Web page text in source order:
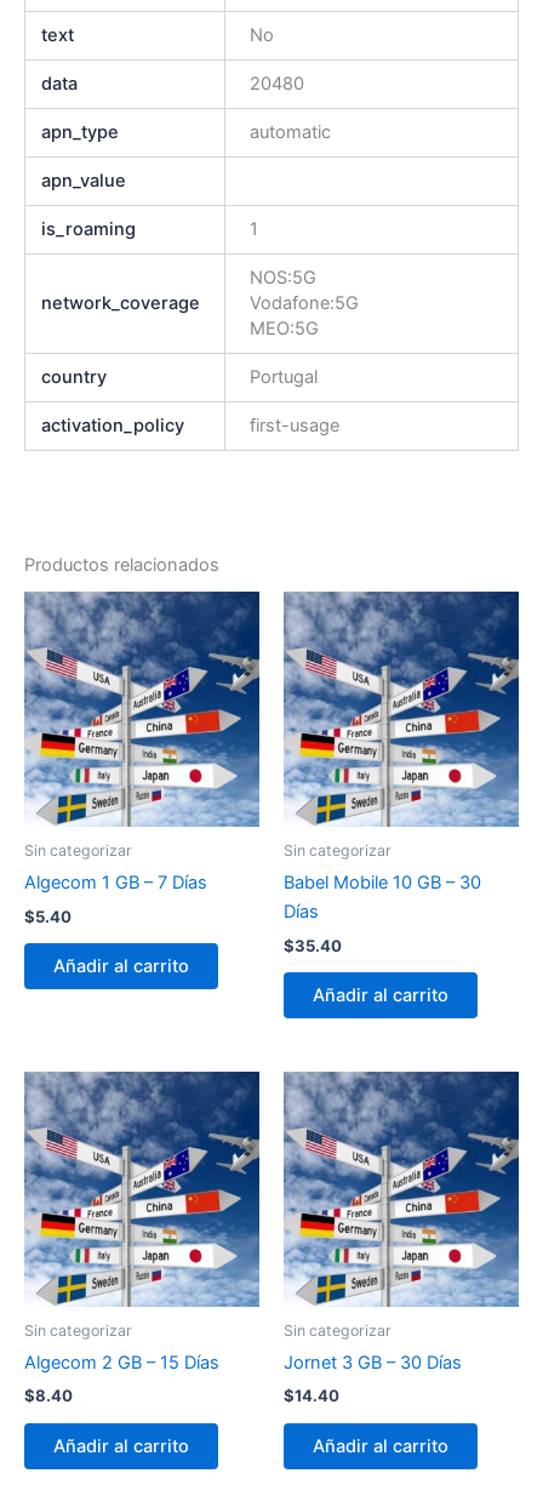
text No
data 20480
apn_type automatic
apn_value
is_roaming 1
network_coverage
NOS:5G
Vodafone:5G
MEO:5G
country Portugal
activation_policy first-usage
Productos relacionados
Sin categorizar
Algecom 1 GB – 7 Días
$5.40
Añadir al carrito
Sin categorizar
Babel Mobile 10 GB – 30
Días
$35.40
Añadir al carrito
Sin categorizar
Algecom 2 GB – 15 Días
$8.40
Añadir al carrito
Sin categorizar
Jornet 3 GB – 30 Días
$14.40
Añadir al carrito